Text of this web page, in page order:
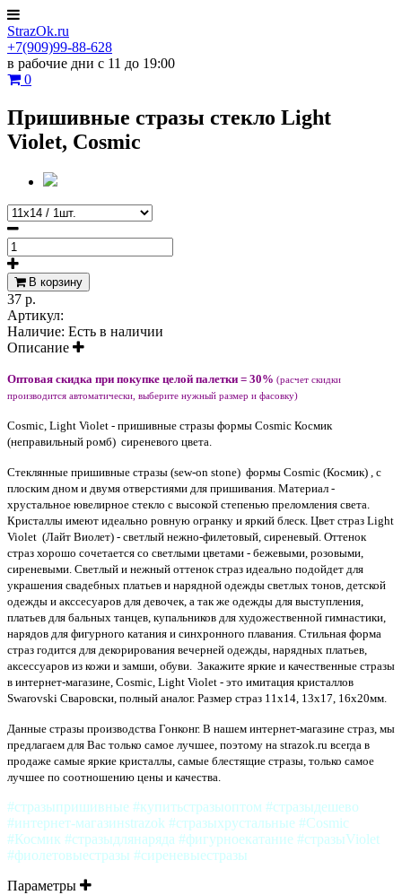
StrazOk.ru
+7(909)99-88-628
в рабочие дни с 11 до 19:00
0
Пришивные стразы стекло Light
Violet, Cosmic
В корзину
37 р.
Артикул:
Наличие: Есть в наличии
Описание
Оптовая скидка при покупке целой палетки = 30% (расчет скидки
производится автоматически, выберите нужный размер и фасовку)
Cosmic, Light Violet - пришивные стразы формы Cosmic Космик
(неправильный ромб) сиреневого цвета.
Стеклянные пришивные стразы (sew-on stone) формы Cosmic (Космик) , с
плоским дном и двумя отверстиями для пришивания. Материал -
хрустальное ювелирное стекло с высокой степенью преломления света.
Кристаллы имеют идеально ровную огранку и яркий блеск. Цвет страз Light
Violet (Лайт Виолет) - светлый нежно-филетовый, сиреневый. Оттенок
страз хорошо сочетается со светлыми цветами - бежевыми, розовыми,
сиреневыми. Светлый и нежный оттенок страз идеально подойдет для
украшения свадебных платьев и нарядной одежды светлых тонов, детской
одежды и акссесуаров для девочек, а так же одежды для выступления,
платьев для бальных танцев, купальников для художественной гимнастики,
нарядов для фигурного катания и синхронного плавания. Стильная форма
страз годится для декорирования вечерней одежды, нарядных платьев,
аксессуаров из кожи и замши, обуви. Закажите яркие и качественные стразы
в интернет-магазине, Cosmic, Light Violet - это имитация кристаллов
Swarovski Сваровски, полный аналог. Размер страз 11х14, 13x17, 16х20мм.
Данные стразы производства Гонконг. В нашем интернет-магазине страз, мы
предлагаем для Вас только самое лучшее, поэтому на strazok.ru всегда в
продаже самые яркие кристаллы, самые блестящие стразы, только самое
лучшее по соотношению цены и качества.
#стразыпришивные #купитьстразыоптом #стразыдешево
#интернет-магазинstrazok #стразыхрустальные #Cosmic
#Космик #стразыдлянаряда #фигурноекатание #стразыViolet
#фиолетовыестразы #сиреневыестразы
Параметры